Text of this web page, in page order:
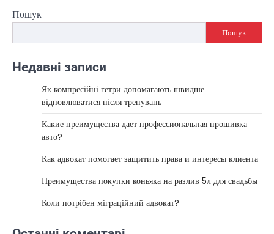
записами
Пошук
Пошук
Недавні записи
Як компресійні гетри допомагають швидше
відновлюватися після тренувань
Какие преимущества дает профессиональная прошивка
авто?
Как адвокат помогает защитить права и интересы клиента
Преимущества покупки коньяка на разлив 5л для свадьбы
Коли потрібен міграційний адвокат?